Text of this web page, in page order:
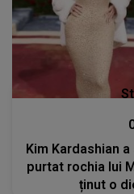
Kim Kardashian
purtat rochia lui
ținut o